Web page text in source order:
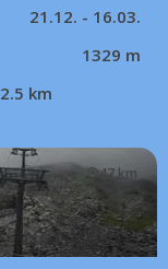
21.12. - 16.03.
1329 m
2.5 km
47 km